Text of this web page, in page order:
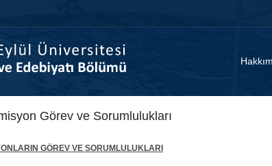
Görev ve Sorumlulukları
GÖREV VE SORUMLULUKLARI